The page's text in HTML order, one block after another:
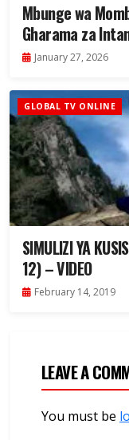
Mbunge wa
Gharama za
January 27, 2026
GLOBAL TV ONLINE
SIMULIZI YA
12) – VIDEO
February 14, 2019
LEAVE A
You must be